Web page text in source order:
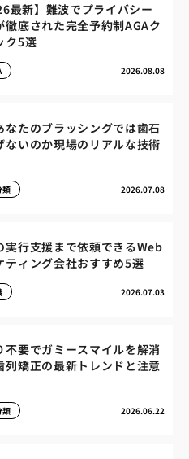
最新】難波でプライバシー
徹底された完全予約制AGAク
ク5選
2026.08.08
なたのブラッシングでは歯石
ないのか現場のリアルな技術
2026.07.08
類
実行支援まで依頼できるWeb
ティング会社おすすめ5選
2026.07.03
不要でガミースマイルを解消
列矯正の最新トレンドと注意
2026.06.22
類